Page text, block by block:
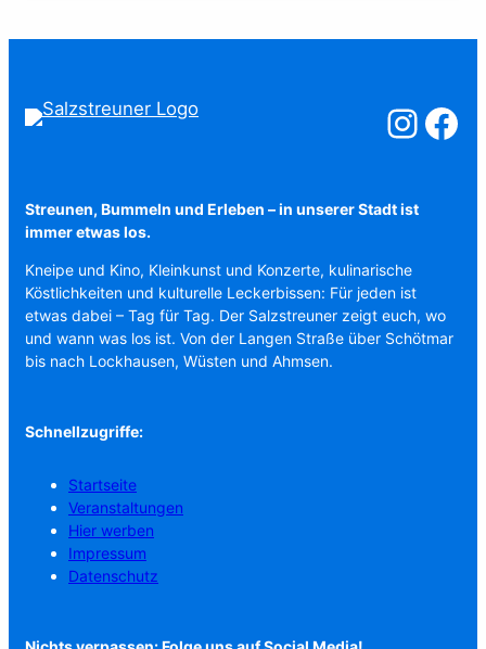
Salzstreuner
Streunen, Bummeln und Erleben – in unserer Stadt ist
immer etwas los.
Kneipe und Kino, Kleinkunst und Konzerte, kulinarische
Köstlichkeiten und kulturelle Leckerbissen: Für jeden ist
etwas dabei – Tag für Tag. Der Salzstreuner zeigt euch, wo
und wann was los ist. Von der Langen Straße über Schötmar
bis nach Lockhausen, Wüsten und Ahmsen.
Schnellzugriffe:
Startseite
Veranstaltungen
Hier werben
Impressum
Datenschutz